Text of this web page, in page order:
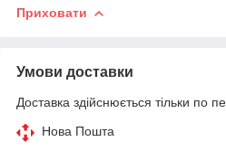
Приховати
Умови доставки
Доставка здійснюється тільки по
Нова Пошта